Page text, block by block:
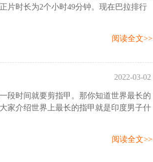
片时长为2个小时49分钟。现在巴拉排行
阅读全文>>
2022-03-02
15:55:27
段时间就要剪指甲。那你知道世界最长的
家介绍世界上最长的指甲就是印度男子什
阅读全文>>